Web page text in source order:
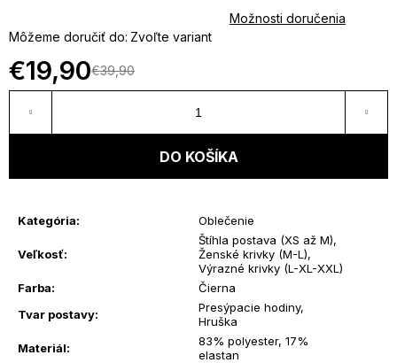
Môžeme doručiť do: Zvoľte variant
Možnosti doručenia
€39,90
€19,90
cena:
DO KOŠÍKA
Kategória: Oblečenie
Veľkosť:
Štíhla postava (XS až M),
Ženské krivky (M-L),
Výrazné krivky (L-XL-XXL)
Farba:
Čierna
Tvar postavy:
Presýpacie hodiny,
Hruška
Materiál:
83% polyester, 17%
elastan
e
t
e
n